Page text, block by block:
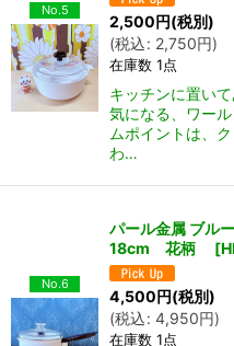
No.5
2,500 円(税別)
(税込: 2,750円)
在庫数 1点
キッチンに置い
気になる、ワー
ムポイントは、
わ…
No.6
パール金属 ブル
18cm 花柄
[
4,500円(税別)
(税込: 4,950円)
在庫数 1点